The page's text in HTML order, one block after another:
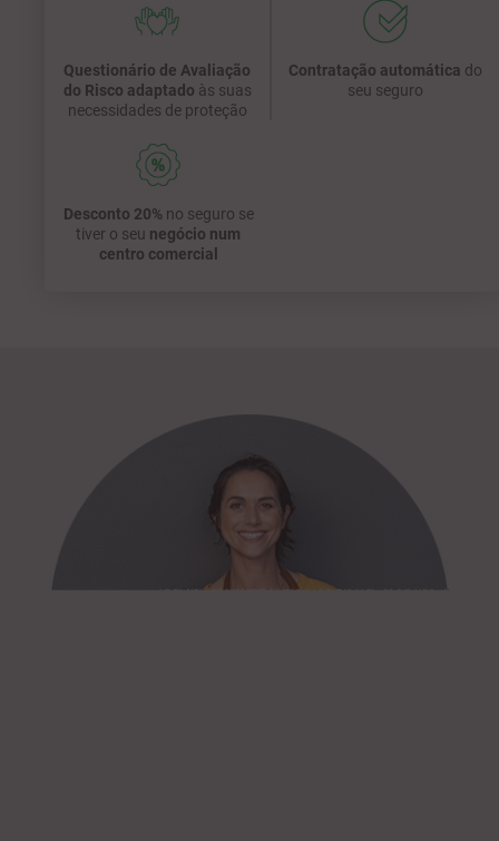
Questionário de Avaliação
do Risco adaptado às suas
necessidades de proteção
Contratação automática do
seu seguro
Desconto 20%no seguro se
tiver o seu negócio num
centro comercial